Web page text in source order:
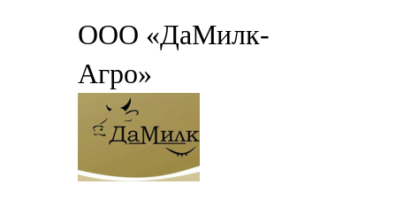
ООО «ДаМилк-
Агро»